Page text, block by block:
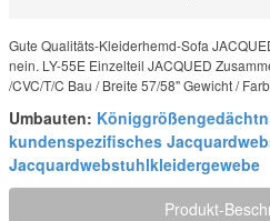
Gute Qualitäts-Kleiderhemd-Sofa
nein. LY-55E Einzelteil JACQUED
/CVC/T/C Bau / Breite 57/58" Gewicht /
Umbauten:
kundenspezifisches
Jacquardwebstuhlkleidergewebe
Produkt-